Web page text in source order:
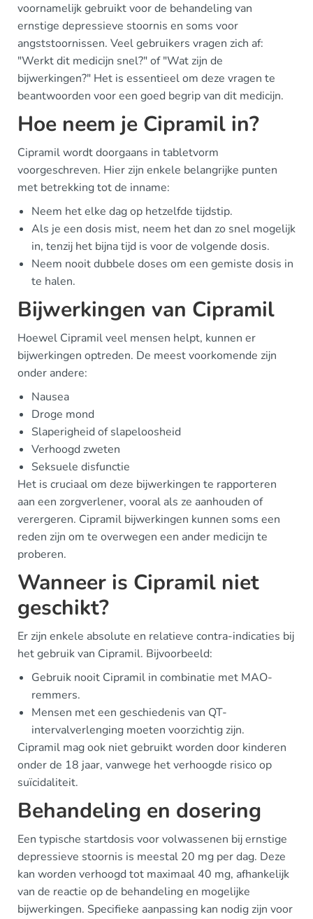
voornamelijk gebruikt voor de behandeling van
ernstige depressieve stoornis en soms voor
angststoornissen. Veel gebruikers vragen zich af:
"Werkt dit medicijn snel?" of "Wat zijn de
bijwerkingen?" Het is essentieel om deze vragen te
beantwoorden voor een goed begrip van dit medicijn.
Hoe neem je Cipramil in?
Cipramil wordt doorgaans in tabletvorm
voorgeschreven. Hier zijn enkele belangrijke punten
met betrekking tot de inname:
Neem het elke dag op hetzelfde tijdstip.
Als je een dosis mist, neem het dan zo snel mogelijk
in, tenzij het bijna tijd is voor de volgende dosis.
Neem nooit dubbele doses om een gemiste dosis in
te halen.
Bijwerkingen van Cipramil
Hoewel Cipramil veel mensen helpt, kunnen er
bijwerkingen optreden. De meest voorkomende zijn
onder andere:
Nausea
Droge mond
Slaperigheid of slapeloosheid
Verhoogd zweten
Seksuele disfunctie
Het is cruciaal om deze bijwerkingen te rapporteren
aan een zorgverlener, vooral als ze aanhouden of
verergeren. Cipramil bijwerkingen kunnen soms een
reden zijn om te overwegen een ander medicijn te
proberen.
Wanneer is Cipramil niet
geschikt?
Er zijn enkele absolute en relatieve contra-indicaties bij
het gebruik van Cipramil. Bijvoorbeeld:
Gebruik nooit Cipramil in combinatie met MAO-
remmers.
Mensen met een geschiedenis van QT-
intervalverlenging moeten voorzichtig zijn.
Cipramil mag ook niet gebruikt worden door kinderen
onder de 18 jaar, vanwege het verhoogde risico op
suïcidaliteit.
Behandeling en dosering
Een typische startdosis voor volwassenen bij ernstige
depressieve stoornis is meestal 20 mg per dag. Deze
kan worden verhoogd tot maximaal 40 mg, afhankelijk
van de reactie op de behandeling en mogelijke
bijwerkingen. Specifieke aanpassing kan nodig zijn voor